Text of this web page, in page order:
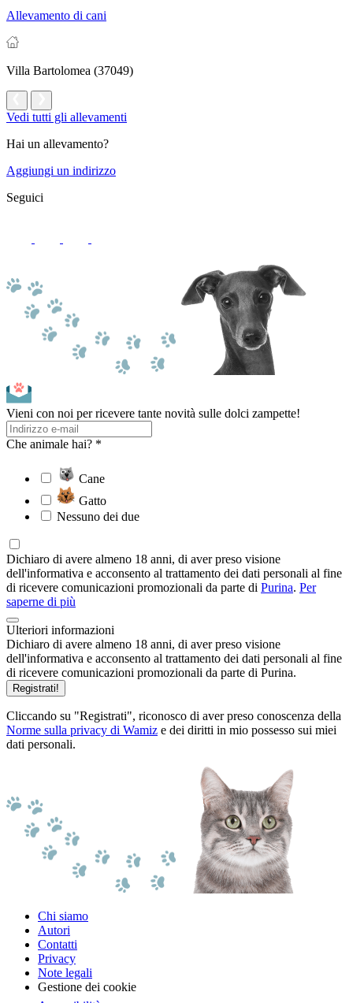
Allevamento di cani
Villa Bartolomea (37049)
Vedi tutti gli allevamenti
Hai un allevamento?
Aggiungi un indirizzo
Seguici
Vieni con noi per ricevere tante novità sulle dolci zampette!
Che animale hai? *
Cane
Gatto
Nessuno dei due
Dichiaro di avere almeno 18 anni, di aver preso visione
dell'informativa e acconsento al trattamento dei dati personali al fine
di ricevere comunicazioni promozionali da parte di Purina. Per
saperne di più
Ulteriori informazioni
Dichiaro di avere almeno 18 anni, di aver preso visione
dell'informativa e acconsento al trattamento dei dati personali al fine
di ricevere comunicazioni promozionali da parte di Purina.
Registrati!
Cliccando su "Registrati", riconosco di aver preso conoscenza della
Norme sulla privacy di Wamiz e dei diritti in mio possesso sui miei
dati personali.
Chi siamo
Autori
Contatti
Privacy
Note legali
Gestione dei cookie